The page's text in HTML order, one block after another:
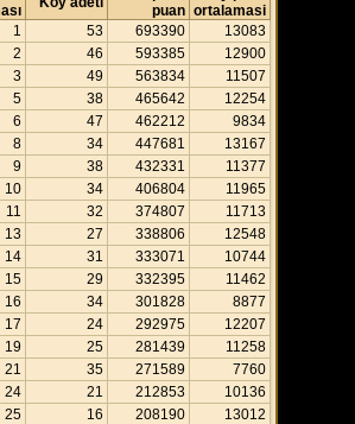
puan ortalamasi
1 53 693390
13083
2 46 593385
12900
3 49 563834
11507
5 38 465642
12254
6 47 462212
9834
8 34 447681
13167
9 38 432331
11377
10 34 406804
11965
11 32 374807
11713
13 27 338806
12548
14 31 333071
10744
15 29 332395
11462
16 34 301828
8877
17 24 292975
12207
19 25 281439
11258
21 35 271589
7760
24 21 212853
10136
25 16 208190
13012